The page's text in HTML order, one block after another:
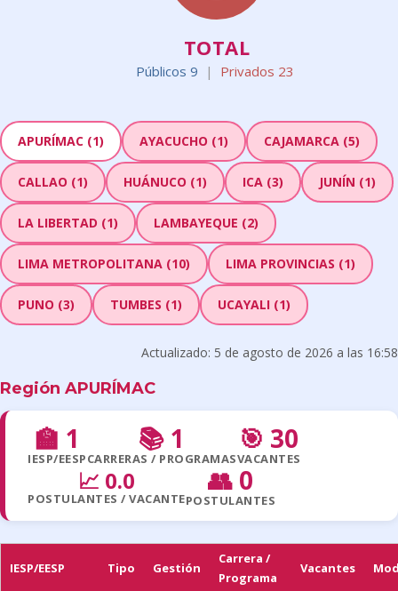
TOTAL
Públicos 9 | Privados 23
APURÍMAC (1) AYACUCHO (1) CAJAMARCA (5)
CALLAO (1) HUÁNUCO (1) ICA (3) JUNÍN (1)
LA LIBERTAD (1) LAMBAYEQUE (2)
LIMA METROPOLITANA (10) LIMA PROVINCIAS (1)
PUNO (3) TUMBES (1) UCAYALI (1)
Actualizado: 5 de agosto de 2026 a las 16:58
Región APURÍMAC
🏫 1
IESP/EESP
📚 1
CARRERAS / PROGRAMAS
🎯 30
VACANTES
📈 0.0
POSTULANTES / VACANTE
👥 0
POSTULANTES
IESP/EESP Tipo Gestión
Carrera /
Programa
Vacantes